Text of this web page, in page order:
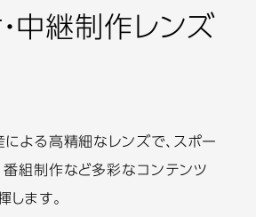
中継制作レンズ
による高精細なレンズで、スポー
番組制作など多彩なコンテンツ
します。